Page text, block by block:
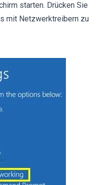
starten. Drücken Sie
mit Netzwerktreibern zu